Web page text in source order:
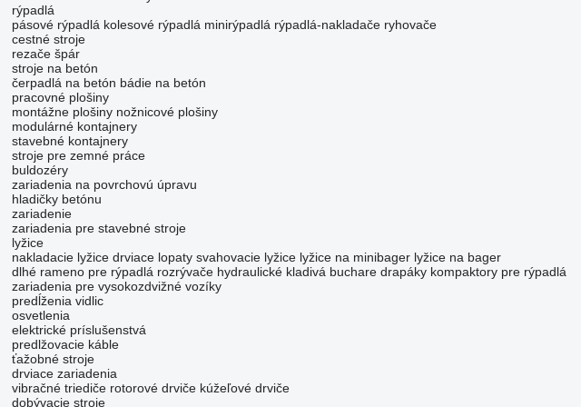
rýpadlá
pásové rýpadlá kolesové rýpadlá minirýpadlá rýpadlá-nakladače ryhovače
cestné stroje
rezače špár
stroje na betón
čerpadlá na betón bádie na betón
pracovné plošiny
montážne plošiny nožnicové plošiny
modulárné kontajnery
stavebné kontajnery
stroje pre zemné práce
buldozéry
zariadenia na povrchovú úpravu
hladičky betónu
zariadenie
zariadenia pre stavebné stroje
lyžice
nakladacie lyžice drviace lopaty svahovacie lyžice lyžice na minibager lyžice na bager
dlhé rameno pre rýpadlá rozrývače hydraulické kladivá buchare drapáky kompaktory pre rýpadlá
zariadenia pre vysokozdvižné vozíky
predĺženia vidlic
osvetlenia
elektrické príslušenstvá
predlžovacie káble
ťažobné stroje
drviace zariadenia
vibračné triediče rotorové drviče kúžeľové drviče
dobývacie stroje